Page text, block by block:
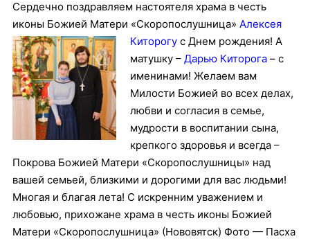
Сердечно поздравляем настоятеля храма в честь
иконы Божией Матери «Скоропослушница» Алексея
Киторогу с Днем рождения! А
матушку – Дарью Киторога – с
именинами! Желаем вам
Милости Божией во всех делах,
любви и согласия в семье,
мудрости в воспитании сына,
крепкого здоровья и всегда –
Покрова Божией Матери «Скоропослушницы» над
вашей семьей, близкими и дорогими для вас людьми!
Многая и благая лета! С искренним уважением и
любовью, прихожане храма в честь иконы Божией
Матери «Скоропослушница» (Нововятск) Фото — Пасха